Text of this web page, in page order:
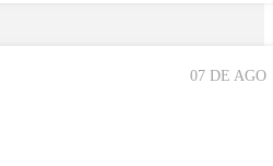
07 DE AGO